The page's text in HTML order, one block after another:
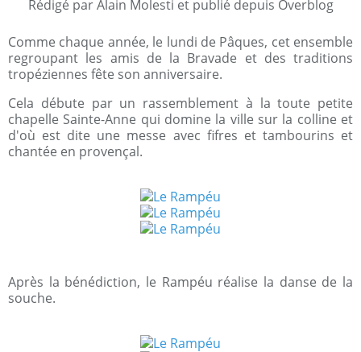
Rédigé par Alain Molesti et publié depuis Overblog
Comme chaque année, le lundi de Pâques, cet ensemble
regroupant les amis de la Bravade et des traditions
tropéziennes fête son anniversaire.
Cela débute par un rassemblement à la toute petite
chapelle Sainte-Anne qui domine la ville sur la colline et
d'où est dite une messe avec fifres et tambourins et
chantée en provençal.
Après la bénédiction, le Rampéu réalise la danse de la
souche.